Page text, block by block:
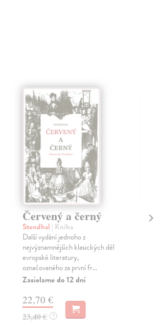
Červený a černý
Stendhal | Kniha
Další vydání jednoho z
nejvýznamnějších klasických děl
evropské literatury,
označovaného za první fr...
Zasielame do 12 dní
22,70 €
23,40 € ?